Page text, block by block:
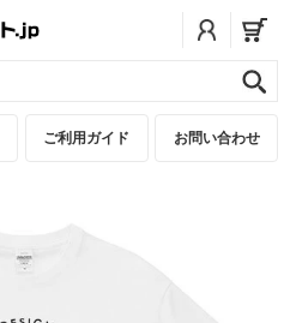
ご利用ガイド お問い合わせ